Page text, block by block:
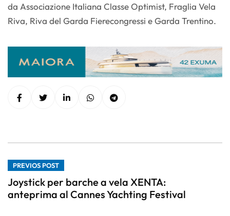
da Associazione Italiana Classe Optimist, Fraglia Vela
Riva, Riva del Garda Fierecongressi e Garda Trentino.
PREVIOS POST
Joystick per barche a vela XENTA:
anteprima al Cannes Yachting Festival